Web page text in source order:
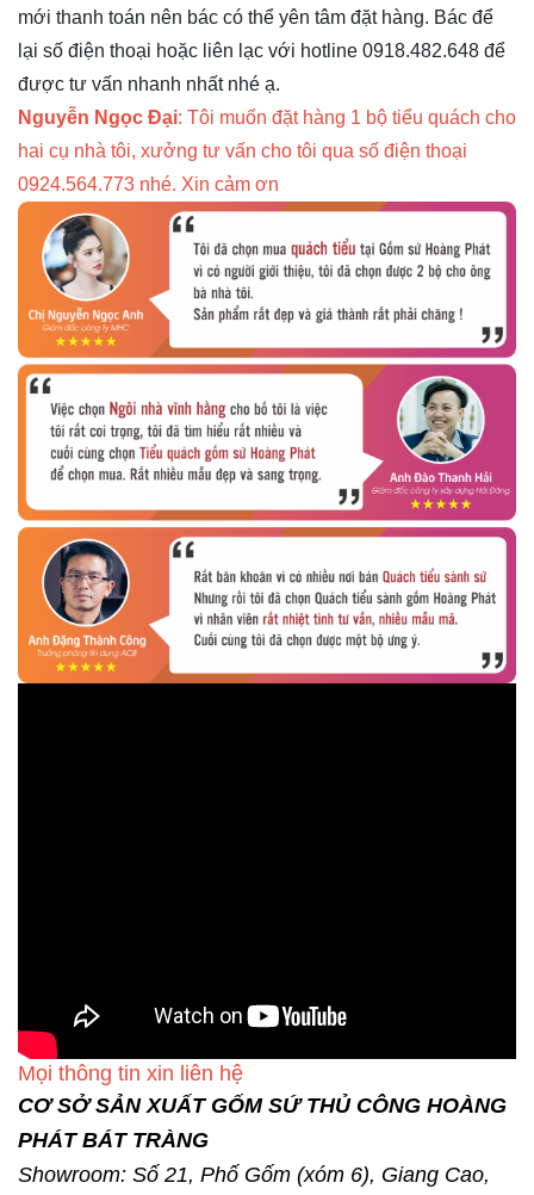
mới thanh toán nên bác có thể yên tâm đặt hàng. Bác để
lại số điện thoại hoặc liên lạc với hotline 0918.482.648 để
được tư vấn nhanh nhất nhé ạ.
Nguyễn Ngọc Đại: Tôi muốn đặt hàng 1 bộ tiểu quách cho
hai cụ nhà tôi, xưởng tư vấn cho tôi qua số điện thoại
0924.564.773 nhé. Xin cảm ơn
Mọi thông tin xin liên hệ
CƠ SỞ SẢN XUẤT GỐM SỨ THỦ CÔNG HOÀNG
PHÁT BÁT TRÀNG
Showroom: Số 21, Phố Gốm (xóm 6), Giang Cao,